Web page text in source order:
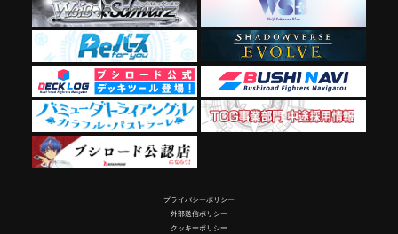
プライバシーポリシー
外部送信ポリシー
クッキーポリシー